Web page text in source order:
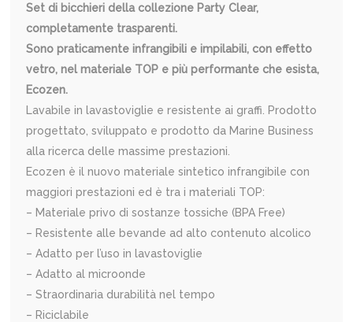
Set di bicchieri della collezione Party Clear,
completamente trasparenti.
Sono praticamente infrangibili e impilabili, con effetto
vetro, nel materiale TOP e più performante che esista,
Ecozen.
Lavabile in lavastoviglie e resistente ai graffi. Prodotto
progettato, sviluppato e prodotto da Marine Business
alla ricerca delle massime prestazioni.
Ecozen è il nuovo materiale sintetico infrangibile con
maggiori prestazioni ed è tra i materiali TOP:
– Materiale privo di sostanze tossiche (BPA Free)
– Resistente alle bevande ad alto contenuto alcolico
– Adatto per l’uso in lavastoviglie
– Adatto al microonde
– Straordinaria durabilità nel tempo
– Riciclabile